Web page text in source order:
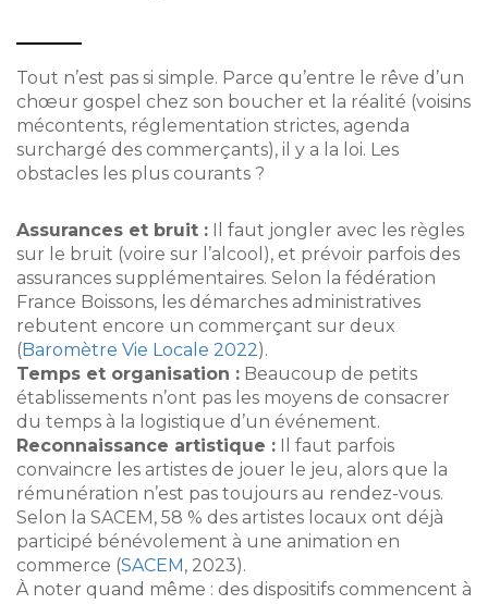
Tout n’est pas si simple. Parce qu’entre le rêve d’un
chœur gospel chez son boucher et la réalité (voisins
mécontents, réglementation strictes, agenda
surchargé des commerçants), il y a la loi. Les
obstacles les plus courants ?
Assurances et bruit : Il faut jongler avec les règles
sur le bruit (voire sur l’alcool), et prévoir parfois des
assurances supplémentaires. Selon la fédération
France Boissons, les démarches administratives
rebutent encore un commerçant sur deux
(Baromètre Vie Locale 2022).
Temps et organisation : Beaucoup de petits
établissements n’ont pas les moyens de consacrer
du temps à la logistique d’un événement.
Reconnaissance artistique : Il faut parfois
convaincre les artistes de jouer le jeu, alors que la
rémunération n’est pas toujours au rendez-vous.
Selon la SACEM, 58 % des artistes locaux ont déjà
participé bénévolement à une animation en
commerce (SACEM, 2023).
À noter quand même : des dispositifs commencent à